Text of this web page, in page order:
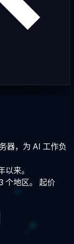
器，为 AI 工作负
来。
个地区。 起价